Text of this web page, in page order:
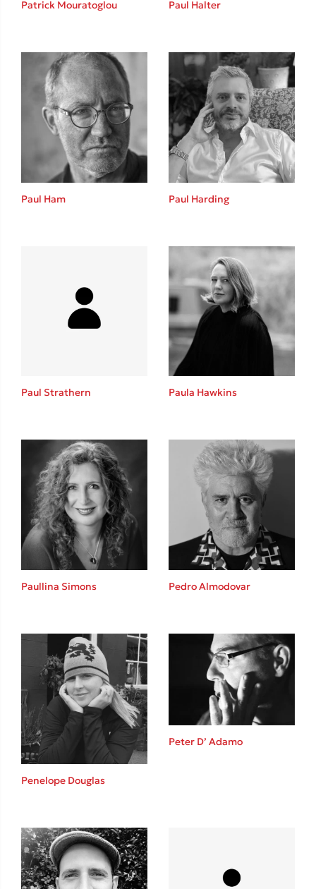
Sebastian Fitzek
Playlist
Στέφανος Ξενάκης
Το λεξικό της ζωής σου
Κώστας Κρομμύδας
Το λιμάνι μου είσαι εσύ
Ιωάννης Γλωσσόπουλος
Ένας γίγαντας στο σχολείο
Patrick Mouratoglou Paul Halter
Paul Ham Paul Harding
Paul Strathern Paula Hawkins
Paullina Simons Pedro Almodovar
Penelope Douglas
Peter D’ Adamo